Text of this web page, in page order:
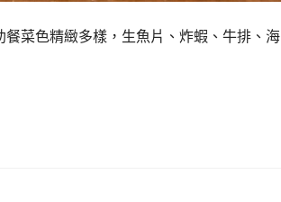
菜色精緻多樣，生魚片、炸蝦、牛排、海